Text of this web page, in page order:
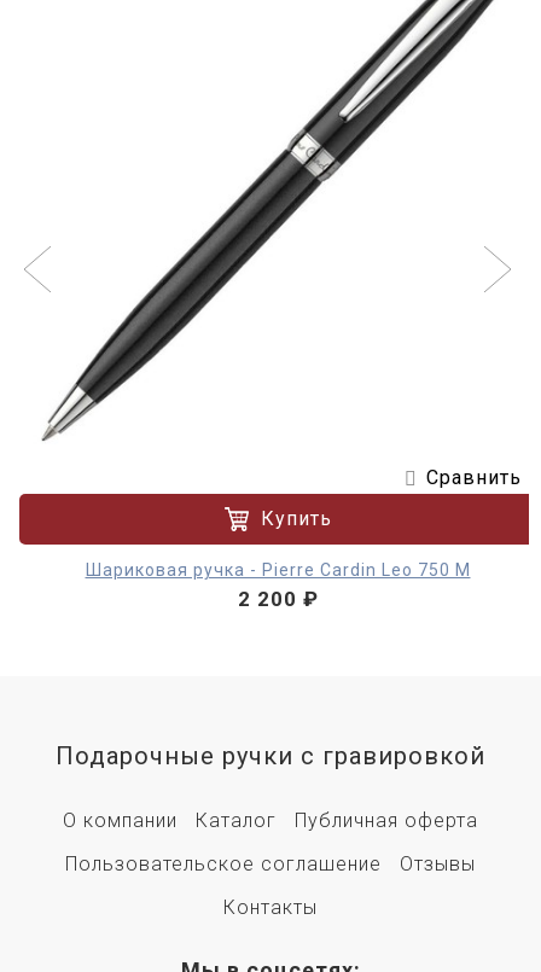
Сравнить
Купить
Шариковая ручка - Pierre Cardin Leo 750 M
2 200 ₽
Подарочные ручки с гравировкой
О компании Каталог
Публичная оферта
Пользовательское соглашение
Отзывы
Контакты